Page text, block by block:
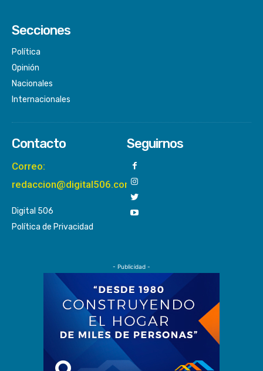
Secciones
Política
Opinión
Nacionales
Internacionales
Contacto
Correo:
redaccion@digital506.com
Digital 506
Política de Privacidad
Seguirnos
- Publicidad -